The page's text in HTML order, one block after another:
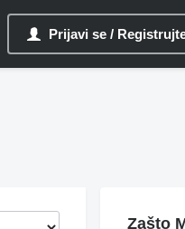
Prijavi se /
Zašto